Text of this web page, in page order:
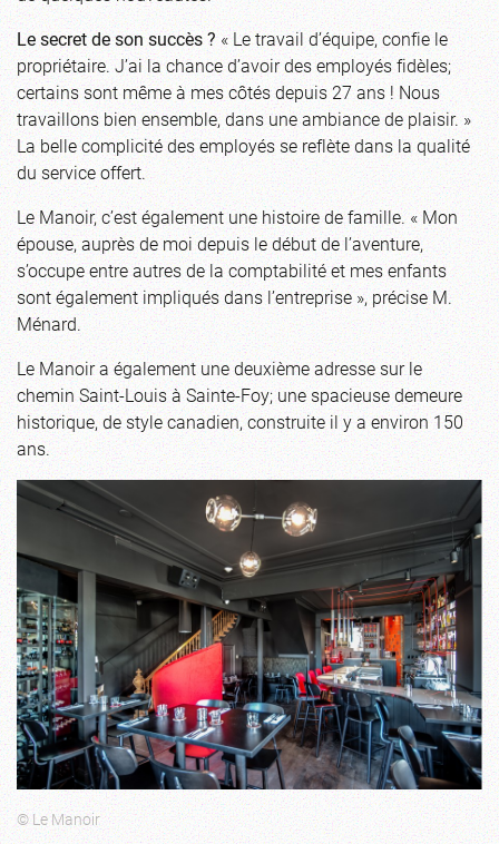
Le secret de son succès ?« Le travail d’équipe, confie le
propriétaire. J’ai la chance d’avoir des employés fidèles;
certains sont même à mes côtés depuis 27 ans ! Nous
travaillons bien ensemble, dans une ambiance de plaisir. »
La belle complicité des employés se reflète dans la qualité
du service offert.
Le Manoir, c’est également une histoire de famille. « Mon
épouse, auprès de moi depuis le début de l’aventure,
s’occupe entre autres de la comptabilité et mes enfants
sont également impliqués dans l’entreprise », précise M.
Ménard.
Le Manoir a également une deuxième adresse sur le
chemin Saint-Louis à Sainte-Foy; une spacieuse demeure
historique, de style canadien, construite il y a environ 150
ans.
© Le Manoir